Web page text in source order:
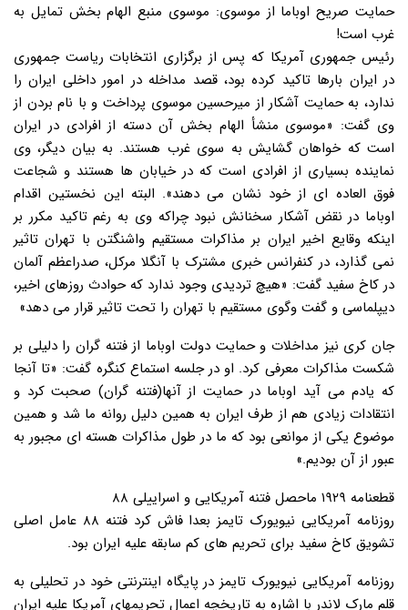
حمایت صریح اوباما از موسوی: موسوی منبع الهام بخش تمایل به
غرب است!
رئیس جمهوری آمریکا که پس از برگزاری انتخابات ریاست جمهوری
در ایران بارها تاکید کرده بود، قصد مداخله در امور داخلی ایران را
ندارد، به حمایت آشکار از میرحسین موسوی پرداخت و با نام بردن از
وی گفت: «موسوی منشأ الهام بخش آن دسته از افرادی در ایران
است که خواهان گشایش به سوی غرب هستند. به بیان دیگر، وی
نماینده بسیاری از افرادی است که در خیابان ها هستند و شجاعت
فوق العاده ای از خود نشان می دهند». البته این نخستین اقدام
اوباما در نقض آشکار سخنانش نبود چراکه وی به رغم تاکید مکرر بر
اینکه وقایع اخیر ایران بر مذاکرات مستقیم واشنگتن با تهران تاثیر
نمی گذارد، در کنفرانس خبری مشترک با آنگلا مرکل، صدراعظم آلمان
در کاخ سفید گفت: «هیچ تردیدی وجود ندارد که حوادث روزهای اخیر،
دیپلماسی و گفت وگوی مستقیم با تهران را تحت تاثیر قرار می دهد»
جان کری نیز مداخلات و حمایت دولت اوباما از فتنه گران را دلیلی بر
شکست مذاکرات معرفی کرد. او در جلسه استماع کنگره گفت: «تا آنجا
که یادم می آید اوباما در حمایت از آنها(فتنه گران) صحبت کرد و
انتقادات زیادی هم از طرف ایران به همین دلیل روانه ما شد و همین
موضوع یکی از موانعی بود که ما در طول مذاکرات هسته ای مجبور به
عبور از آن بودیم.»
قطعنامه ۱۹۲۹ ماحصل فتنه آمریکایی و اسراییلی ۸۸
روزنامه آمریکایی نیویورک تایمز بعدا فاش کرد فتنه ۸۸ عامل اصلی
تشویق کاخ سفید برای تحریم های کم سابقه علیه ایران بود.
روزنامه آمریکایی نیویورک تایمز در پایگاه اینترنتی خود در تحلیلی به
قلم مارک لاندر با اشاره به تاریخچه اعمال تحریمهای آمریکا علیه ایران